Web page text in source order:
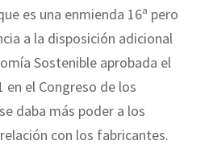
es una enmienda 16ª pero
a la disposición adicional
Sostenible aprobada el
en el Congreso de los
daba más poder a los
con los fabricantes.